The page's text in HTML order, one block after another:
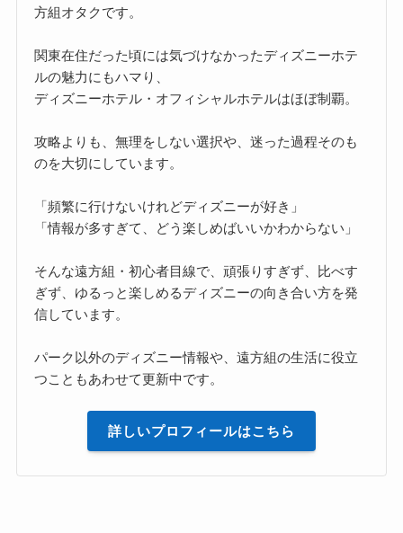
方組オタクです。
関東在住だった頃には気づけなかったディズニーホテ
ルの魅力にもハマり、
ディズニーホテル・オフィシャルホテルはほぼ制覇。
攻略よりも、無理をしない選択や、迷った過程そのも
のを大切にしています。
「頻繁に行けないけれどディズニーが好き」
「情報が多すぎて、どう楽しめばいいかわからない」
そんな遠方組・初心者目線で、頑張りすぎず、比べす
ぎず、ゆるっと楽しめるディズニーの向き合い方を発
信しています。
パーク以外のディズニー情報や、遠方組の生活に役立
つこともあわせて更新中です。
詳しいプロフィールはこちら